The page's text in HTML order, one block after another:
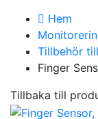
Hem
Tillbehör
Finger
Tillbaka till